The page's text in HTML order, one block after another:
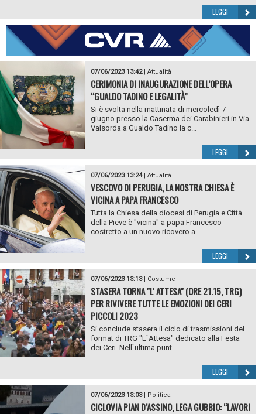
LEGGI
07/06/2023 13:42| Attualità
CERIMONIA DI INAUGURAZIONE DELL’OPERA
“GUALDO TADINO E LEGALITÀ”
Si è svolta nella mattinata di mercoledì 7
giugno presso la Caserma dei Carabinieri in Via
Valsorda a Gualdo Tadino la c...
LEGGI
07/06/2023 13:24| Attualità
VESCOVO DI PERUGIA, LA NOSTRA CHIESA È
VICINA A PAPA FRANCESCO
Tutta la Chiesa della diocesi di Perugia e Città
della Pieve è "vicina" a papa Francesco
costretto a un nuovo ricovero a...
LEGGI
07/06/2023 13:13| Costume
STASERA TORNA "L' ATTESA" (ORE 21.15, TRG)
PER RIVIVERE TUTTE LE EMOZIONI DEI CERI
PICCOLI 2023
Si conclude stasera il ciclo di trasmissioni del
format di TRG "L`Attesa" dedicato alla Festa
dei Ceri. Nell`ultima punt...
LEGGI
07/06/2023 13:03| Politica
CICLOVIA PIAN D’ASSINO, LEGA GUBBIO: “LAVORI